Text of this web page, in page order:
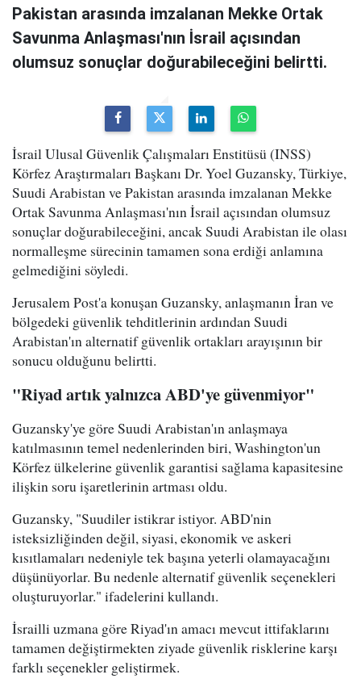
Pakistan arasında imzalanan Mekke Ortak
Savunma Anlaşması'nın İsrail açısından
olumsuz sonuçlar doğurabileceğini belirtti.
İsrail Ulusal Güvenlik Çalışmaları Enstitüsü (INSS)
Körfez Araştırmaları Başkanı Dr. Yoel Guzansky, Türkiye,
Suudi Arabistan ve Pakistan arasında imzalanan Mekke
Ortak Savunma Anlaşması'nın İsrail açısından olumsuz
sonuçlar doğurabileceğini, ancak Suudi Arabistan ile olası
normalleşme sürecinin tamamen sona erdiği anlamına
gelmediğini söyledi.
Jerusalem Post'a konuşan Guzansky, anlaşmanın İran ve
bölgedeki güvenlik tehditlerinin ardından Suudi
Arabistan'ın alternatif güvenlik ortakları arayışının bir
sonucu olduğunu belirtti.
"Riyad artık yalnızca ABD'ye güvenmiyor"
Guzansky'ye göre Suudi Arabistan'ın anlaşmaya
katılmasının temel nedenlerinden biri, Washington'un
Körfez ülkelerine güvenlik garantisi sağlama kapasitesine
ilişkin soru işaretlerinin artması oldu.
Guzansky, "Suudiler istikrar istiyor. ABD'nin
isteksizliğinden değil, siyasi, ekonomik ve askeri
kısıtlamaları nedeniyle tek başına yeterli olamayacağını
düşünüyorlar. Bu nedenle alternatif güvenlik seçenekleri
oluşturuyorlar." ifadelerini kullandı.
İsrailli uzmana göre Riyad'ın amacı mevcut ittifaklarını
tamamen değiştirmekten ziyade güvenlik risklerine karşı
farklı seçenekler geliştirmek.